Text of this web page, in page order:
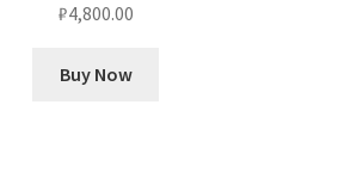
₽4,800.00
Buy Now